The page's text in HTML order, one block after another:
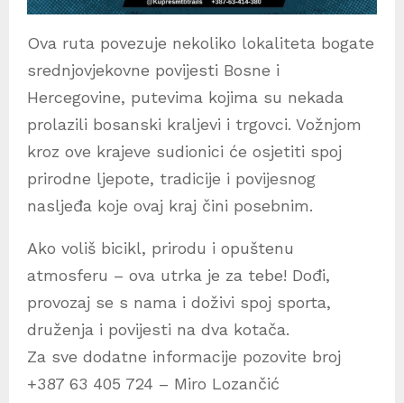
Ova ruta povezuje nekoliko lokaliteta bogate
srednjovjekovne povijesti Bosne i
Hercegovine, putevima kojima su nekada
prolazili bosanski kraljevi i trgovci. Vožnjom
kroz ove krajeve sudionici će osjetiti spoj
prirodne ljepote, tradicije i povijesnog
nasljeđa koje ovaj kraj čini posebnim.
Ako voliš bicikl, prirodu i opuštenu
atmosferu – ova utrka je za tebe! Dođi,
provozaj se s nama i doživi spoj sporta,
druženja i povijesti na dva kotača.
Za sve dodatne informacije pozovite broj
+387 63 405 724 – Miro Lozančić